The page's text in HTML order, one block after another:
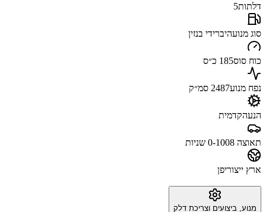
דלתות5
סוג מנועהיברידי בנזין
כוח סוס185 כ״ס
נפח מנוע2487 סמ״ק
הנעהקדמית
תאוצה 0-100 8 שניות
ארץ ייצוריפן
מנוע, ביצועים וצריכת דלק